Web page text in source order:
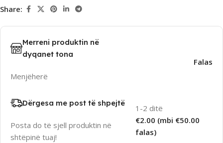
Share:
Merreni produktin në
dyqanet tona
Menjëherë
Falas
Dërgesa me post të shpejtë
Posta do të sjell produktin në
shtëpinë tuaj!
1-2 ditë
€2.00 (mbi €50.00
falas)